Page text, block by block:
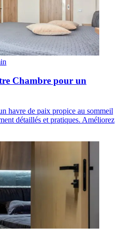
Chambre pour un
havre de paix propice au sommeil
détaillés et pratiques. Améliorez